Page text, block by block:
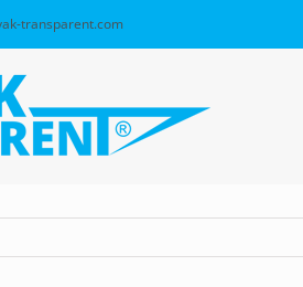
transparent.com